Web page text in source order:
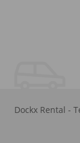
Dockx Rental -